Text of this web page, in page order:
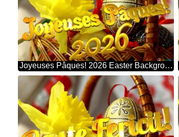
Joyeuses Pâques! 2026 Easter Background